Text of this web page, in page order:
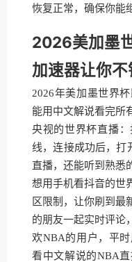
恢复正常，确保你能
2026美加墨
加速器让你
2026年美加墨世界
能用中文解说看完所
央视的世界杯直播：
线，连接成功后，打
直播，还能听到熟悉
想用手机看抖音的世
区限制，让你刷到最
的朋友一起实时评论
欢NBA的用户，平时
看中文解说的NBA